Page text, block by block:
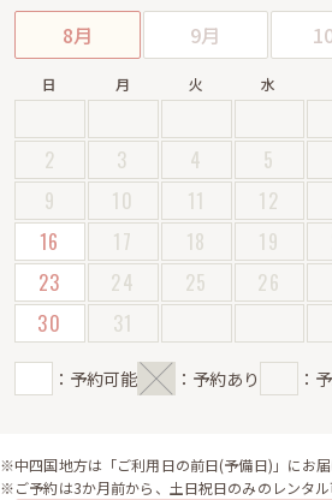
8月 9月
日 月 火 水
2
3 4 5
9
10 11 12
16
17 18 19
23
24 25 26
30
31
：予約可能 ：予約あり ：
※中四国地方は「ご利用日の前日(予備日)」にお
※ご予約は3か月前から、土日祝日のみのレンタ